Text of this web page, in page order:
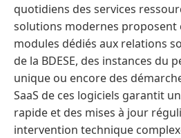
quotidiens des services
solutions modernes proposent
modules dédiés aux relations
de la BDESE, des instances du
unique ou encore des
SaaS de ces logiciels garantit
rapide et des mises à jour
intervention technique